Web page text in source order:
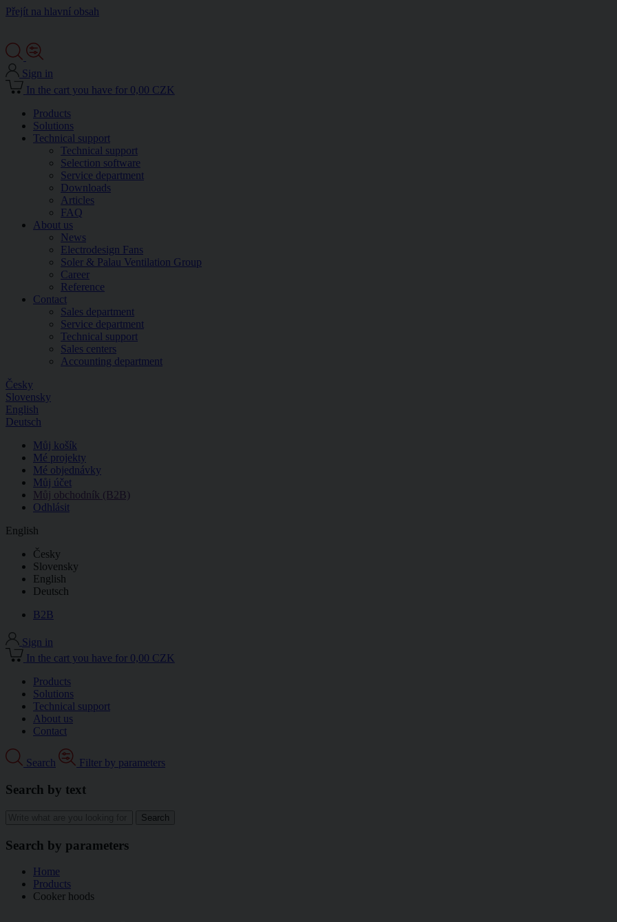
Přejít na hlavní obsah
Sign in
In the cart you have for 0,00 CZK
Products
Solutions
Technical support
Technical support
Selection software
Service department
Downloads
Articles
FAQ
About us
News
Electrodesign Fans
Soler & Palau Ventilation Group
Career
Reference
Contact
Sales department
Service department
Technical support
Sales centers
Accounting department
Česky
Slovensky
English
Deutsch
Můj košík
Mé projekty
Mé objednávky
Můj účet
Můj obchodník (B2B)
Odhlásit
English
Česky
Slovensky
English
Deutsch
B2B
Sign in
In the cart you have for 0,00 CZK
Products
Solutions
Technical support
About us
Contact
Search Filter by parameters
Search by text
Search by parameters
Home
Products
Cooker hoods